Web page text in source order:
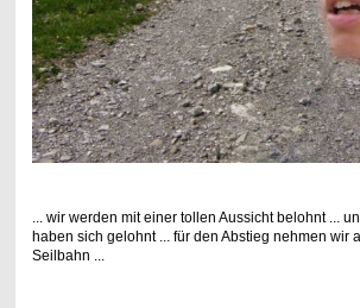
... wir werden mit einer tollen Aussicht belohnt ...
haben sich gelohnt ... für den Abstieg nehmen wir
Seilbahn ...